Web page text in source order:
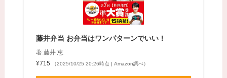
藤井弁当 お弁当はワンパターンでいい！
著:藤井 恵
¥715
（2025/10/25 20:26時点 | Amazon調べ）